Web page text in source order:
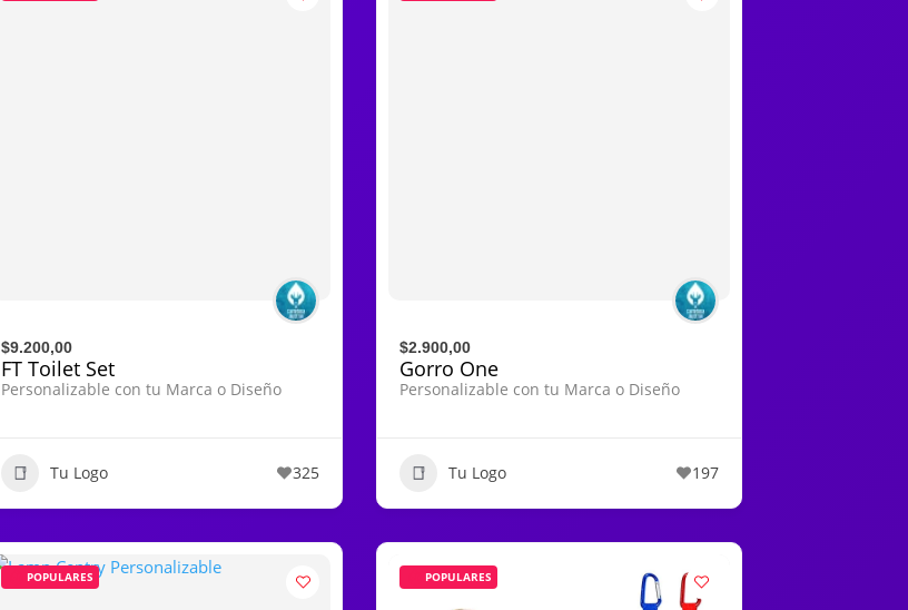
$9.200,00
FT Toilet Set
Personalizable con tu Marca o Diseño
Tu Logo 325
$2.900,00
Gorro One
Personalizable con tu Marca o Diseño
Tu Logo 197
POPULARES POPULARES